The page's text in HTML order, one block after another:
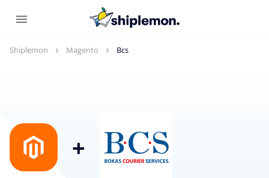
Shiplemon Magento Bcs
+